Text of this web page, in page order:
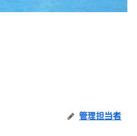
管理担当者